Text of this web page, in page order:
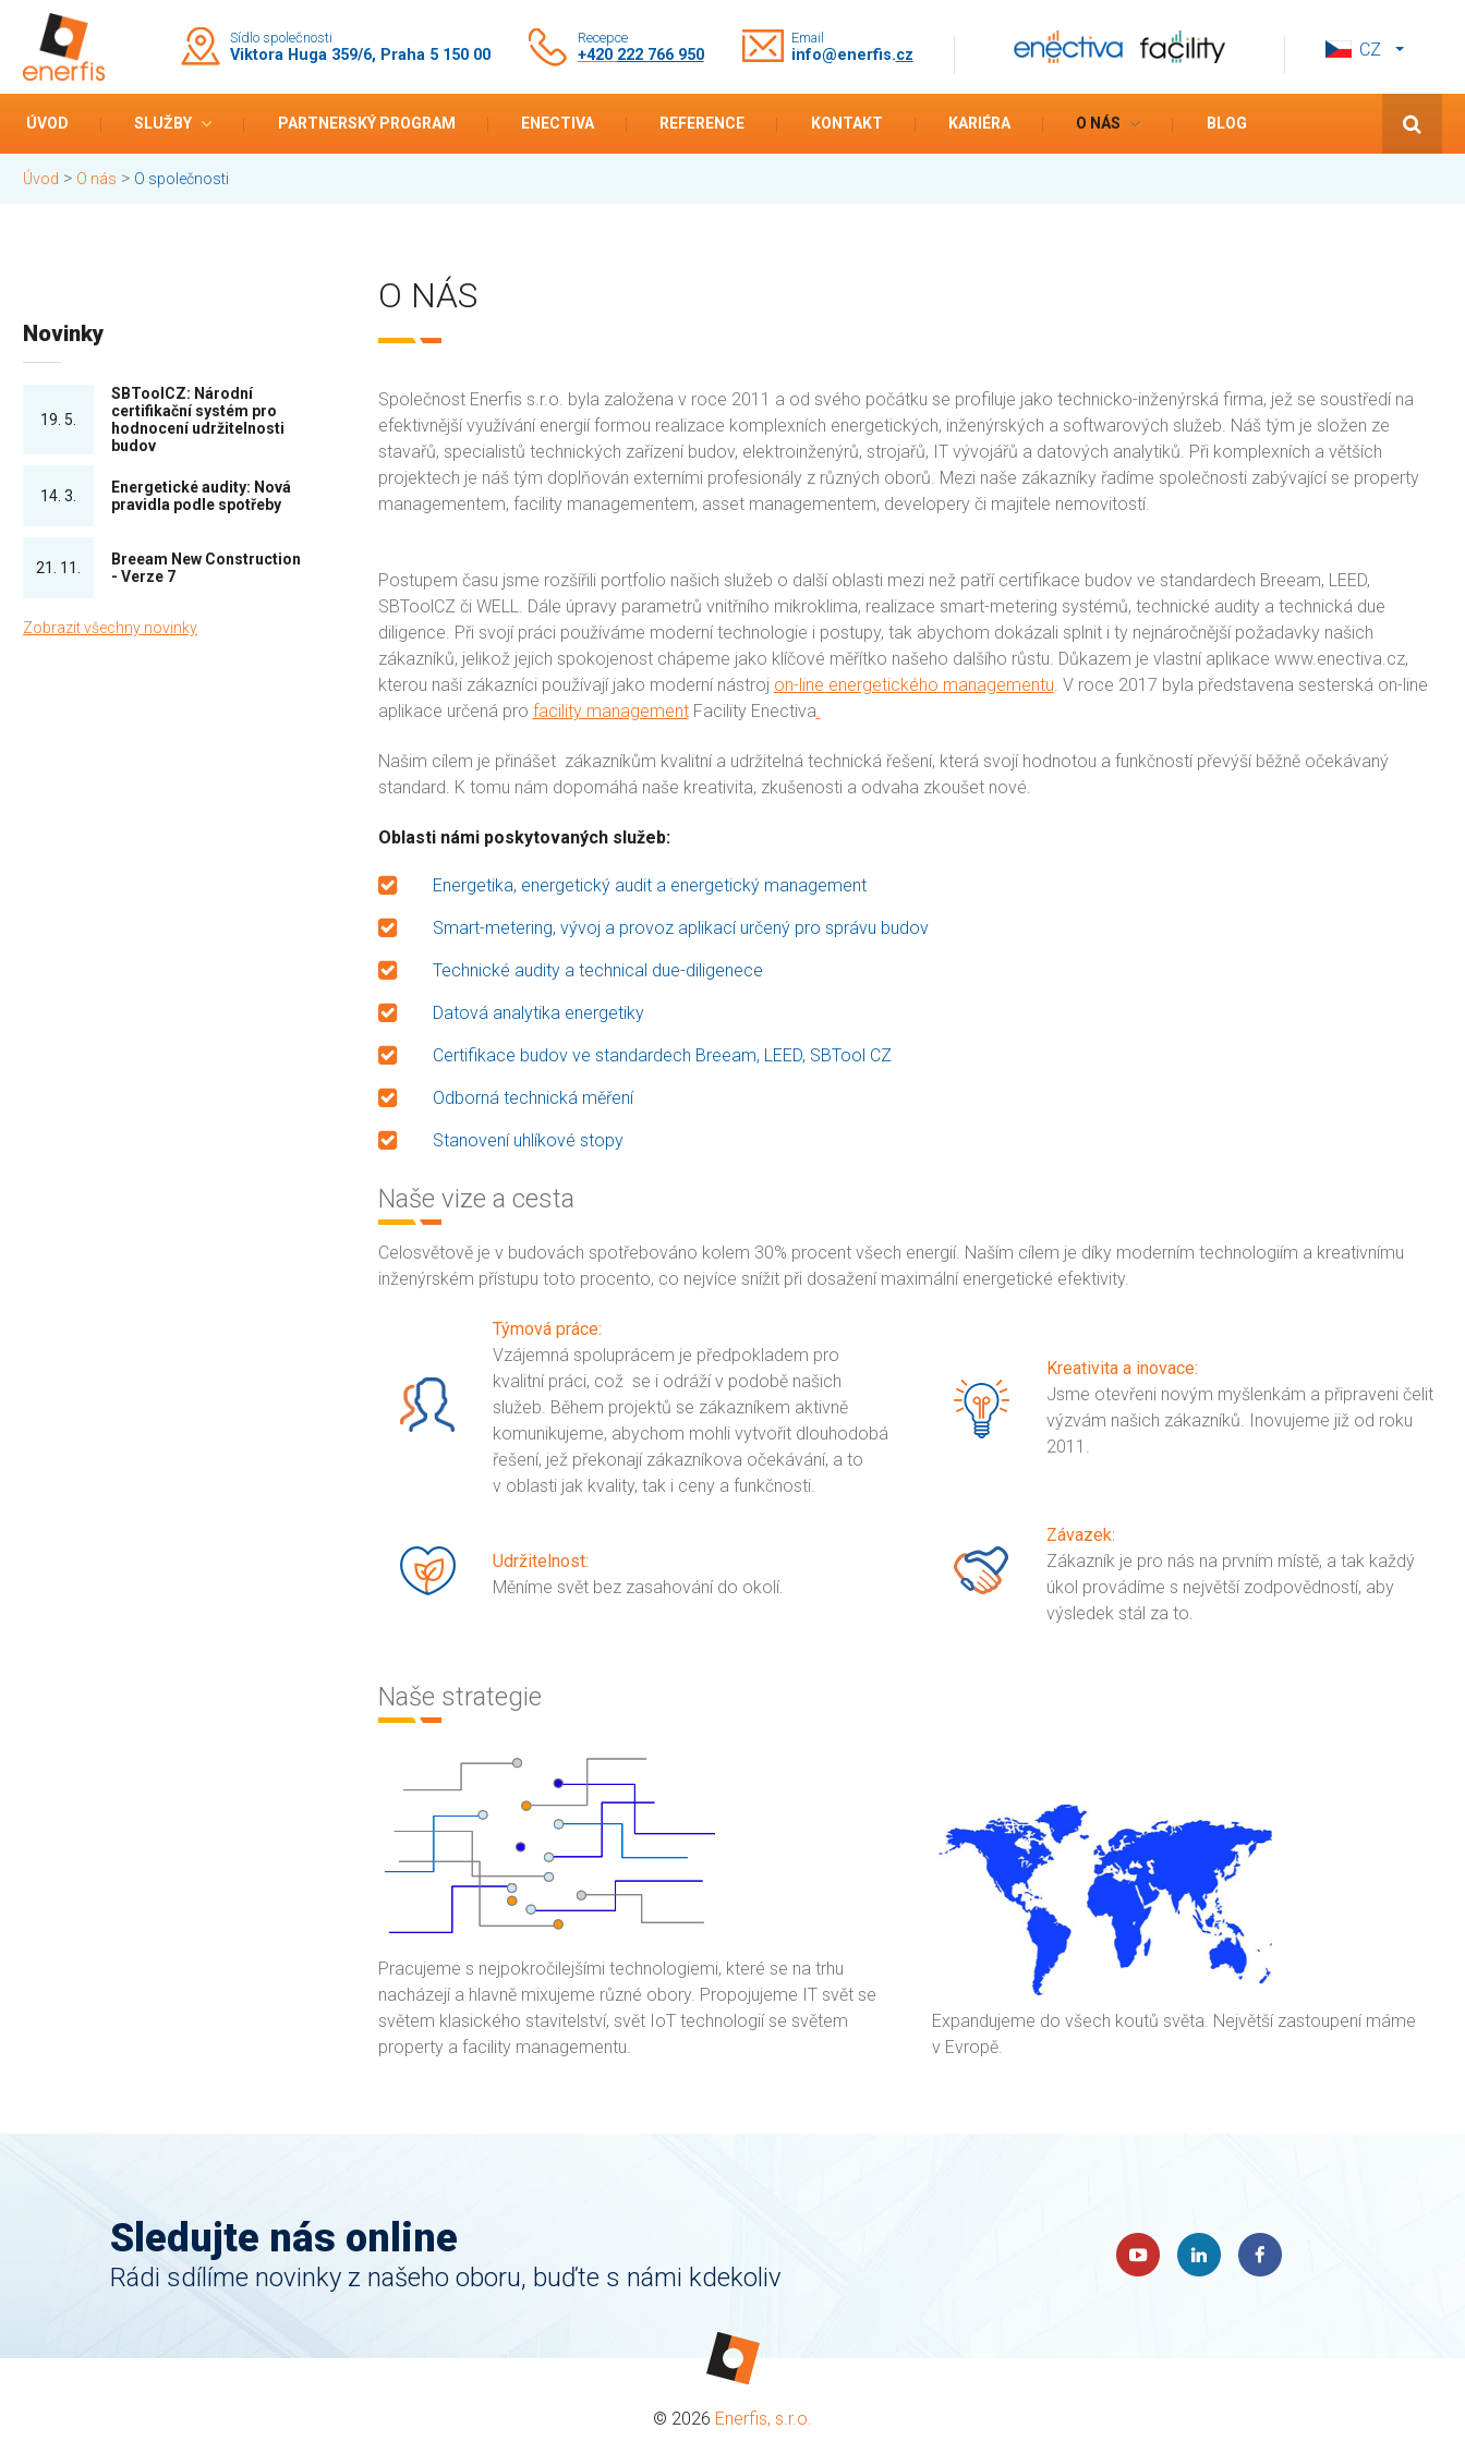
Sídlo společnosti
Viktora Huga 359/6, Praha 5 150 00
Recepce
+420 222 766 950
Email
info@enerfis.cz
CZ
ÚVOD SLUŽBY PARTNERSKÝ PROGRAM ENECTIVA REFERENCE KONTAKT KARIÉRA O NÁS BLOG
Úvod > O nás > O společnosti
Novinky
19. 5.
SBToolCZ: Národní
certifikační systém pro
hodnocení udržitelnosti
budov
14. 3.
Energetické audity: Nová
pravidla podle spotřeby
21. 11.
Breeam New Construction
- Verze 7
Zobrazit všechny novinky
O NÁS
Společnost Enerfis s.r.o. byla založena v roce 2011 a od svého počátku se profiluje jako technicko-inženýrská firma, jež se soustředí na
efektivnější využívání energií formou realizace komplexních energetických, inženýrských a softwarových služeb. Náš tým je složen ze
stavařů, specialistů technických zařízení budov, elektroinženýrů, strojařů, IT vývojářů a datových analytiků. Při komplexních a větších
projektech je náš tým doplňován externími profesionály z různých oborů. Mezi naše zákazníky řadíme společnosti zabývající se property
managementem, facility managementem, asset managementem, developery či majitele nemovitostí.
Postupem času jsme rozšířili portfolio našich služeb o další oblasti mezi než patří certifikace budov ve standardech Breeam, LEED,
SBToolCZ či WELL. Dále úpravy parametrů vnitřního mikroklima, realizace smart-metering systémů, technické audity a technická due
diligence. Při svojí práci používáme moderní technologie i postupy, tak abychom dokázali splnit i ty nejnáročnější požadavky našich
zákazníků, jelikož jejich spokojenost chápeme jako klíčové měřítko našeho dalšího růstu. Důkazem je vlastní aplikace www.enectiva.cz,
kterou naši zákazníci používají jako moderní nástroj on-line energetického managementu. V roce 2017 byla představena sesterská on-line
aplikace určená pro facility managementFacility Enectiva.
Našim cílem je přinášet zákazníkům kvalitní a udržitelná technická řešení, která svojí hodnotou a funkčností převýší běžně očekávaný
standard. K tomu nám dopomáhá naše kreativita, zkušenosti a odvaha zkoušet nové.
Oblasti námi poskytovaných služeb:
Energetika, energetický audit a energetický management
Smart-metering, vývoj a provoz aplikací určený pro správu budov
Technické audity a technical due-diligenece
Datová analytika energetiky
Certifikace budov ve standardech Breeam, LEED, SBTool CZ
Odborná technická měření
Stanovení uhlíkové stopy
Naše vize a cesta
Celosvětově je v budovách spotřebováno kolem 30% procent všech energií. Naším cílem je díky moderním technologiím a kreativnímu
inženýrském přístupu toto procento, co nejvíce snížit při dosažení maximální energetické efektivity.
Týmová práce:
Vzájemná spoluprácem je předpokladem pro
kvalitní práci, což se i odráží v podobě našich
služeb. Během projektů se zákazníkem aktivně
komunikujeme, abychom mohli vytvořit dlouhodobá
řešení, jež překonají zákazníkova očekávání, a to
v oblasti jak kvality, tak i ceny a funkčnosti.
Kreativita a inovace:
Jsme otevřeni novým myšlenkám a připraveni čelit
výzvám našich zákazníků. Inovujeme již od roku
2011.
Udržitelnost:
Měníme svět bez zasahování do okolí.
Závazek:
Zákazník je pro nás na prvním místě, a tak každý
úkol provádíme s největší zodpovědností, aby
výsledek stál za to.
Naše strategie
Pracujeme s nejpokročilejšími technologiemi, které se na trhu
nacházejí a hlavně mixujeme různé obory. Propojujeme IT svět se
světem klasického stavitelství, svět IoT technologií se světem
property a facility managementu.
Expandujeme do všech koutů světa. Největší zastoupení máme
v Evropě.
Sledujte nás online
Rádi sdílíme novinky z našeho oboru, buďte s námi kdekoliv
© 2026 Enerfis, s.r.o.